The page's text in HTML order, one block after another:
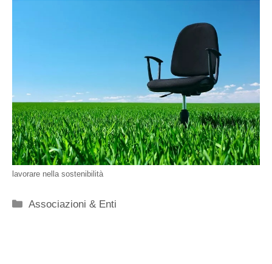
lavorare nella sostenibilità
Categorie
Associazioni & Enti